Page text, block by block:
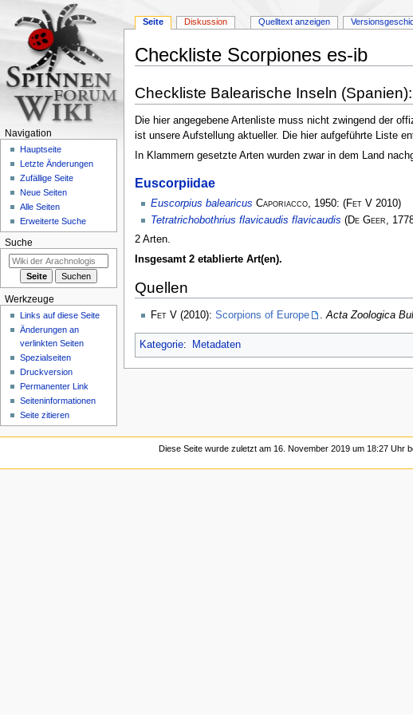
Checkliste Scorpiones es-ib
Navigation
springen
Suche
springen
Checkliste Balearische Inseln
Die hier angegebene Artenliste muss nicht zwingend der
ist unsere Aufstellung aktueller. Die hier aufgeführte Liste
In Klammern gesetzte Arten wurden zwar in dem Land
Euscorpiidae
Euscorpius balearicus Caporiacco, 1950: (Fet V 2010)
Tetratrichobothrius flavicaudis flavicaudis (De Geer ,
2 Arten.
Insgesamt 2 etablierte Art(en).
Quellen
Fet V(2010): Scorpions of Europe Acta Zoologica
Kategorie: Metadaten
Seite Diskussion Quelltext anzeigen
Navigation
Hauptseite
Letzte Änderungen
Zufällige Seite
Neue Seiten
Alle Seiten
Erweiterte Suche
Suche
Werkzeuge
Links auf diese Seite
Änderungen an
verlinkten Seiten
Spezialseiten
Druckversion
Permanenter Link
Seiten­­informationen
Seite zitieren
Diese Seite wurde zuletzt am 16. November 2019 um 18:27 Uhr